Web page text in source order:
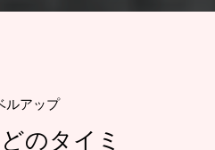
ー
ルアップ
のタイミ